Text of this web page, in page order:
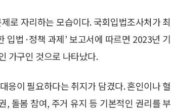
로 자리하는 모습이다. 국회입법조사처가 최
입법·정책 과제’ 보고서에 따르면 2023년 기
가구인 것으로 나타났다.
응이 필요하다는 취지가 담겼다. 혼인이나 혈
, 돌봄 참여, 주거 유지 등 기본적인 권리를 부